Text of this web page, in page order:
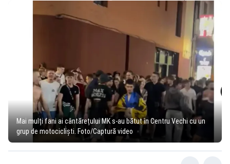
Mai mulți fani ai cântărețului MK s-au bătut în Centru Vechi cu un
grup de motocicliști. Foto/Captură video